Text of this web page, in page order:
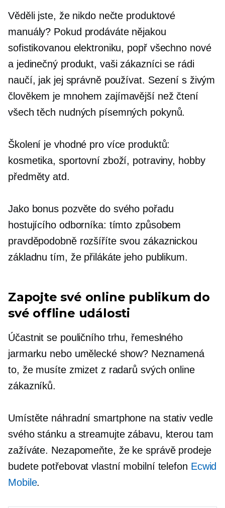
Věděli jste, že nikdo nečte produktové
manuály? Pokud prodáváte nějakou
sofistikovanou elektroniku, popř všechno nové
a jedinečný produkt, vaši zákazníci se rádi
naučí, jak jej správně používat. Sezení s živým
člověkem je mnohem zajímavější než čtení
všech těch nudných písemných pokynů.
Školení je vhodné pro více produktů:
kosmetika, sportovní zboží, potraviny, hobby
předměty atd.
Jako bonus pozvěte do svého pořadu
hostujícího odborníka: tímto způsobem
pravděpodobně rozšíříte svou zákaznickou
základnu tím, že přilákáte jeho publikum.
Zapojte své online publikum do
své offline události
Účastnit se pouličního trhu, řemeslného
jarmarku nebo umělecké show? Neznamená
to, že musíte zmizet z radarů svých online
zákazníků.
Umístěte náhradní smartphone na stativ vedle
svého stánku a streamujte zábavu, kterou tam
zažíváte. Nezapomeňte, že ke správě prodeje
budete potřebovat vlastní mobilní telefon Ecwid
Mobile.